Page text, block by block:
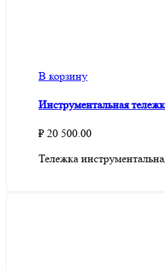
В корзину
Инструментальная
₽ 20 500.00
Тележка